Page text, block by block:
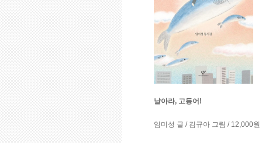
날아라, 고등어!
임미성 글 / 김규아 그림 / 12,000원